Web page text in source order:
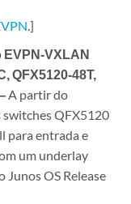
.]
VXLAN
QFX5120-48T,
A partir do
switches QFX5120
para entrada e
um underlay
Junos OS Release